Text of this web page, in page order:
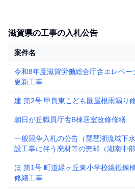
滋賀県の工事の入札公告
案件名
令和8年度滋賀労働総合庁舎エレベー
更新工事
建 第2号 甲良東こども園屋根雨漏り
朝日が丘職員庁舎B棟居室改修修繕
一般競争入札の公告（琵琶湖流域下
設工事に伴う廃材等の売却（湖南中部
ター分））
ほ 第1号 町道緑ヶ丘東小学校線鍛錬
修繕工事